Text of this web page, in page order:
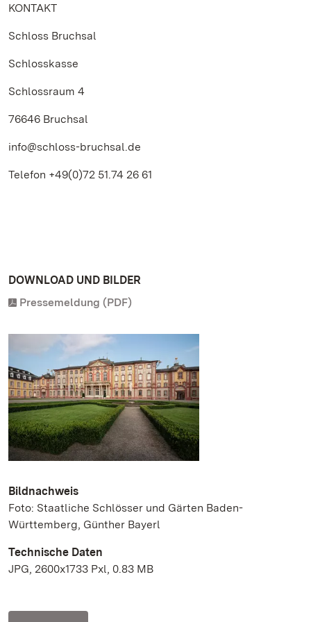
KONTAKT
Schloss Bruchsal
Schlosskasse
Schlossraum 4
76646 Bruchsal
info@schloss-bruchsal.de
Telefon +49(0)72 51.74 26 61
DOWNLOAD UND BILDER
Pressemeldung (PDF)
Bildnachweis
Foto: Staatliche Schlösser und Gärten Baden-
Württemberg, Günther Bayerl
Technische Daten
JPG, 2600x1733 Pxl, 0.83 MB